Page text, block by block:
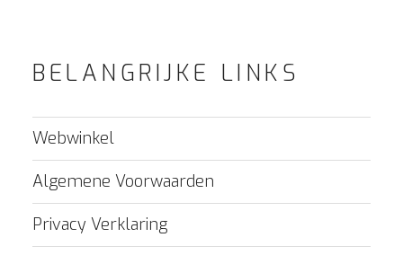
BELANGRIJKE LINKS
Webwinkel
Algemene Voorwaarden
Privacy Verklaring